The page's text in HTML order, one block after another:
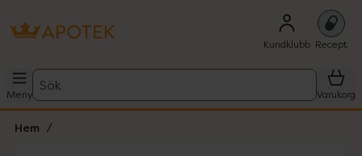
Kundklubb Recept
Meny
Sök
Varukorg
Hem